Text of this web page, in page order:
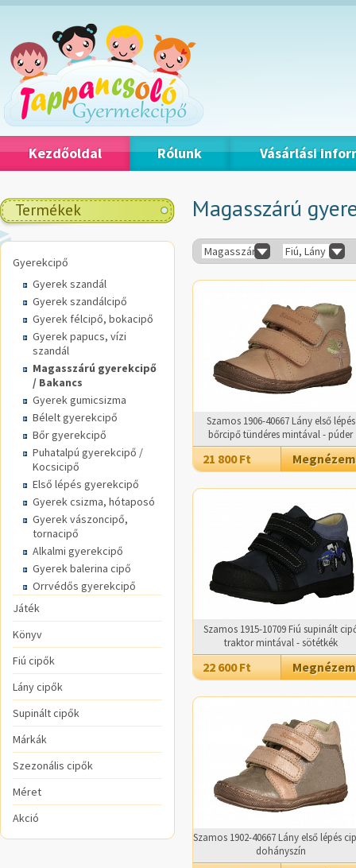
Kezdőoldal Rólunk Vásárlási
Termékek
Gyerekcipő
Gyerek szandál
Gyerek szandálcipő
Gyerek félcipő, bokacipő
Gyerek papucs, vízi
szandál
Magasszárú gyerekcipő
/ Bakancs
Gyerek gumicsizma
Bélelt gyerekcipő
Bőr gyerekcipő
Puhatalpú gyerekcipő /
Kocsicipő
Első lépés gyerekcipő
Gyerek csizma, hótaposó
Gyerek vászoncipő,
tornacipő
Alkalmi gyerekcipő
Gyerek balerina cipő
Orrvédős gyerekcipő
Játék
Könyv
Fiú cipők
Lány cipők
Supinált cipők
Márkák
Szezonális cipők
Méret
Akció
Magasszárú
Magasszárú gyerekcipő /
Fiú, Lány
Szamos 1906-40667 Lány első lépés
bőrcipő tündéres mintával - púder
21 800 Ft Megnézem
Szamos 1915-10709 Fiú supinált
traktor mintával - sötétkék
22 600 Ft Megnézem
Szamos 1902-40667 Lány első lépés
dohányszín